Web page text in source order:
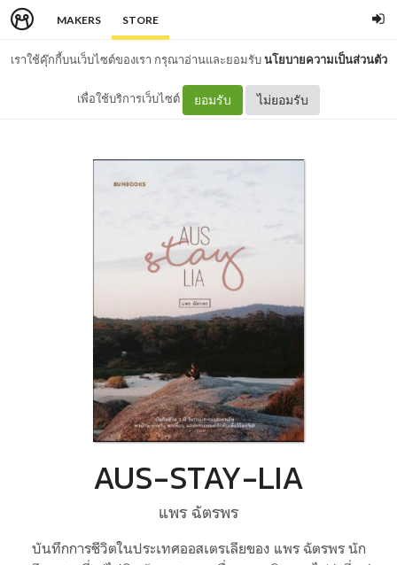
MAKERS STORE
เราใช้คุ๊กกี้บนเว็บไซต์ของเรา กรุณาอ่านและยอมรับนโยบายความเป็นส่วนตัว
เพื่อใช้บริการเว็บไซต์ ยอมรับ ไม่ยอมรับ
AUS-STAY-LIA
แพร ฉัตรพร
บันทึกการชีวิตในประเทศออสเตรเลียของ แพร ฉัตรพร นัก